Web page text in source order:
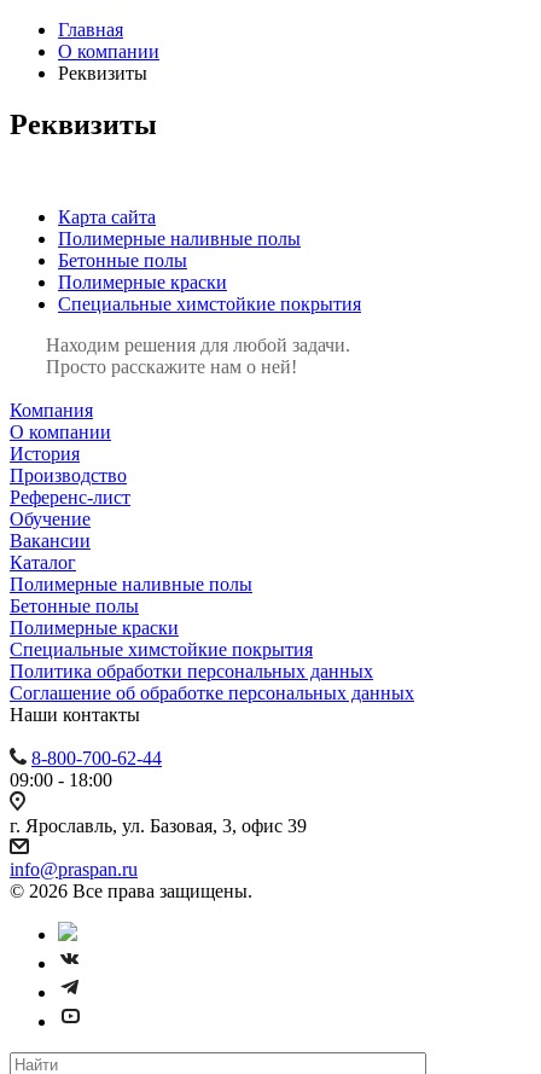
Главная
О компании
Реквизиты
Реквизиты
Карта сайта
Полимерные наливные полы
Бетонные полы
Полимерные краски
Специальные химстойкие покрытия
Находим решения для любой задачи.
Просто расскажите нам о ней!
Компания
О компании
История
Производство
Референс-лист
Обучение
Вакансии
Каталог
Полимерные наливные полы
Бетонные полы
Полимерные краски
Специальные химстойкие покрытия
Политика обработки персональных данных
Cоглашение об обработке персональных данных
Наши контакты
8-800-700-62-44
09:00 - 18:00
г. Ярославль, ул. Базовая, 3, офис 39
info@praspan.ru
© 2026 Все права защищены.